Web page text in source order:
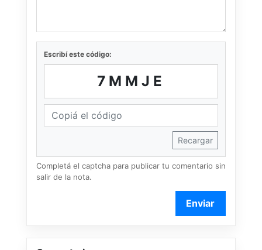
Escribí este código:
7MMJE
Recargar
Completá el captcha para publicar tu comentario sin
salir de la nota.
Enviar